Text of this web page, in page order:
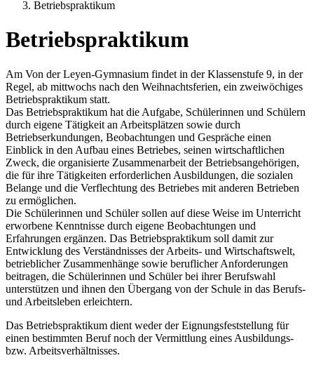
Betriebspraktikum
Betriebspraktikum
Am Von der Leyen-Gymnasium findet in der Klassenstufe 9, in der
Regel, ab mittwochs nach den Weihnachtsferien, ein zweiwöchiges
Betriebspraktikum statt.
Das Betriebspraktikum hat die Aufgabe, Schülerinnen und Schülern
durch eigene Tätigkeit an Arbeitsplätzen sowie durch
Betriebserkundungen, Beobachtungen und Gespräche einen
Einblick in den Aufbau eines Betriebes, seinen wirtschaftlichen
Zweck, die organisierte Zusammenarbeit der Betriebsangehörigen,
die für ihre Tätigkeiten erforderlichen Ausbildungen, die sozialen
Belange und die Verflechtung des Betriebes mit anderen Betrieben
zu ermöglichen.
Die Schülerinnen und Schüler sollen auf diese Weise im Unterricht
erworbene Kenntnisse durch eigene Beobachtungen und
Erfahrungen ergänzen. Das Betriebspraktikum soll damit zur
Entwicklung des Verständnisses der Arbeits- und Wirtschaftswelt,
betrieblicher Zusammenhänge sowie beruflicher Anforderungen
beitragen, die Schülerinnen und Schüler bei ihrer Berufswahl
unterstützen und ihnen den Übergang von der Schule in das Berufs-
und Arbeitsleben erleichtern.
Das Betriebspraktikum dient weder der Eignungsfeststellung für
einen bestimmten Beruf noch der Vermittlung eines Ausbildungs-
bzw. Arbeitsverhältnisses.